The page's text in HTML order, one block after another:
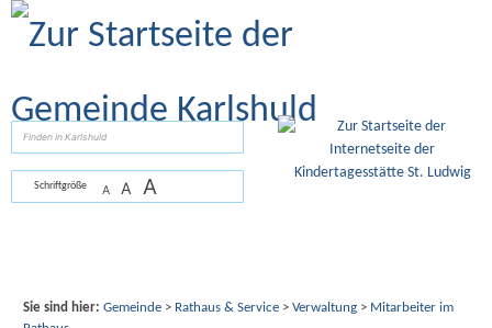
Zum Inhalt
Schriftgröße A A A
Sie sind hier: Gemeinde> Rathaus & Service> Verwaltung> Mitarbeiter im